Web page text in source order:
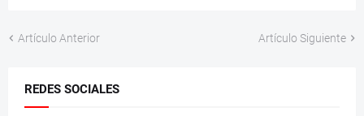
Artículo Anterior Artículo Siguiente
REDES SOCIALES